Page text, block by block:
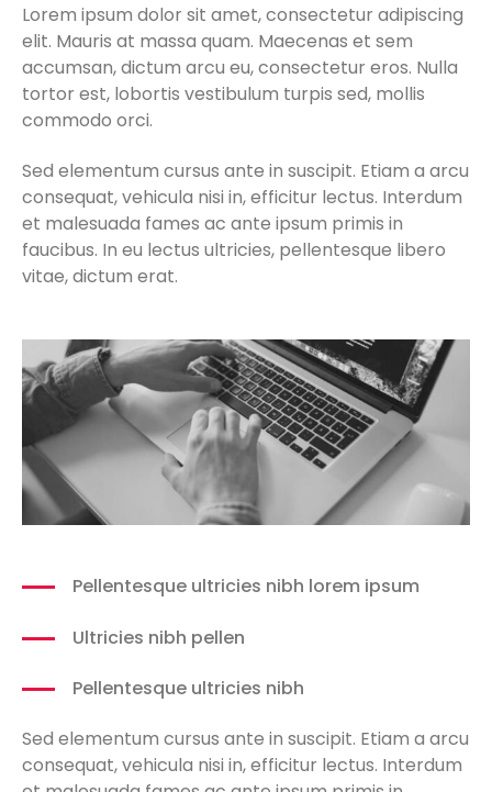
Lorem ipsum dolor sit amet, consectetur adipiscing
elit. Mauris at massa quam. Maecenas et sem
accumsan, dictum arcu eu, consectetur eros. Nulla
tortor est, lobortis vestibulum turpis sed, mollis
commodo orci.
Sed elementum cursus ante in suscipit. Etiam a arcu
consequat, vehicula nisi in, efficitur lectus. Interdum
et malesuada fames ac ante ipsum primis in
faucibus. In eu lectus ultricies, pellentesque libero
vitae, dictum erat.
Pellentesque ultricies nibh lorem ipsum
Ultricies nibh pellen
Pellentesque ultricies nibh
Sed elementum cursus ante in suscipit. Etiam a arcu
consequat, vehicula nisi in, efficitur lectus. Interdum